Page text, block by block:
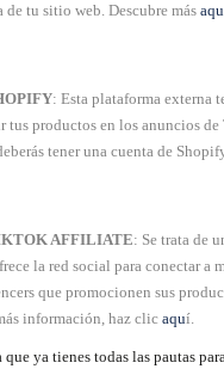
de tu sitio web. Descubre más
: Esta plataforma externa
tus productos en los anuncios de
tener una cuenta de
AFFILIATE: Se trata de
la red social para conectar a
que promocionen sus
información, haz clic aquí.
que ya tienes todas las pautas